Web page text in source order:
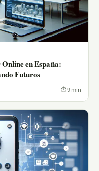
en España:
Futuros
⏱ 9 min